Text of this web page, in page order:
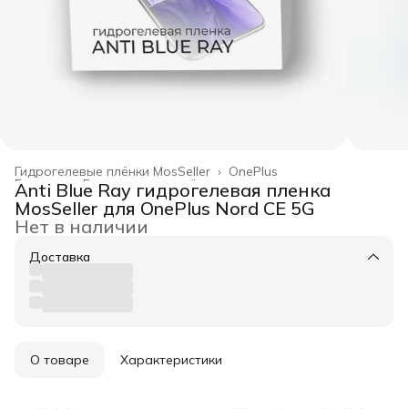
OnePlus
Гидрогелевые плёнки MosSeller ›
Гидрогелевые плёнки ›
Главная ›
Anti Blue Ray гидрогелевая пленка
MosSeller для OnePlus Nord CE 5G
Нет в наличии
Доставка
О товаре Характеристики